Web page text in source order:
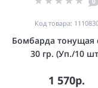
Код товара:
Бомбарда тонущая
30 гр. (Уп./10
1 570р.